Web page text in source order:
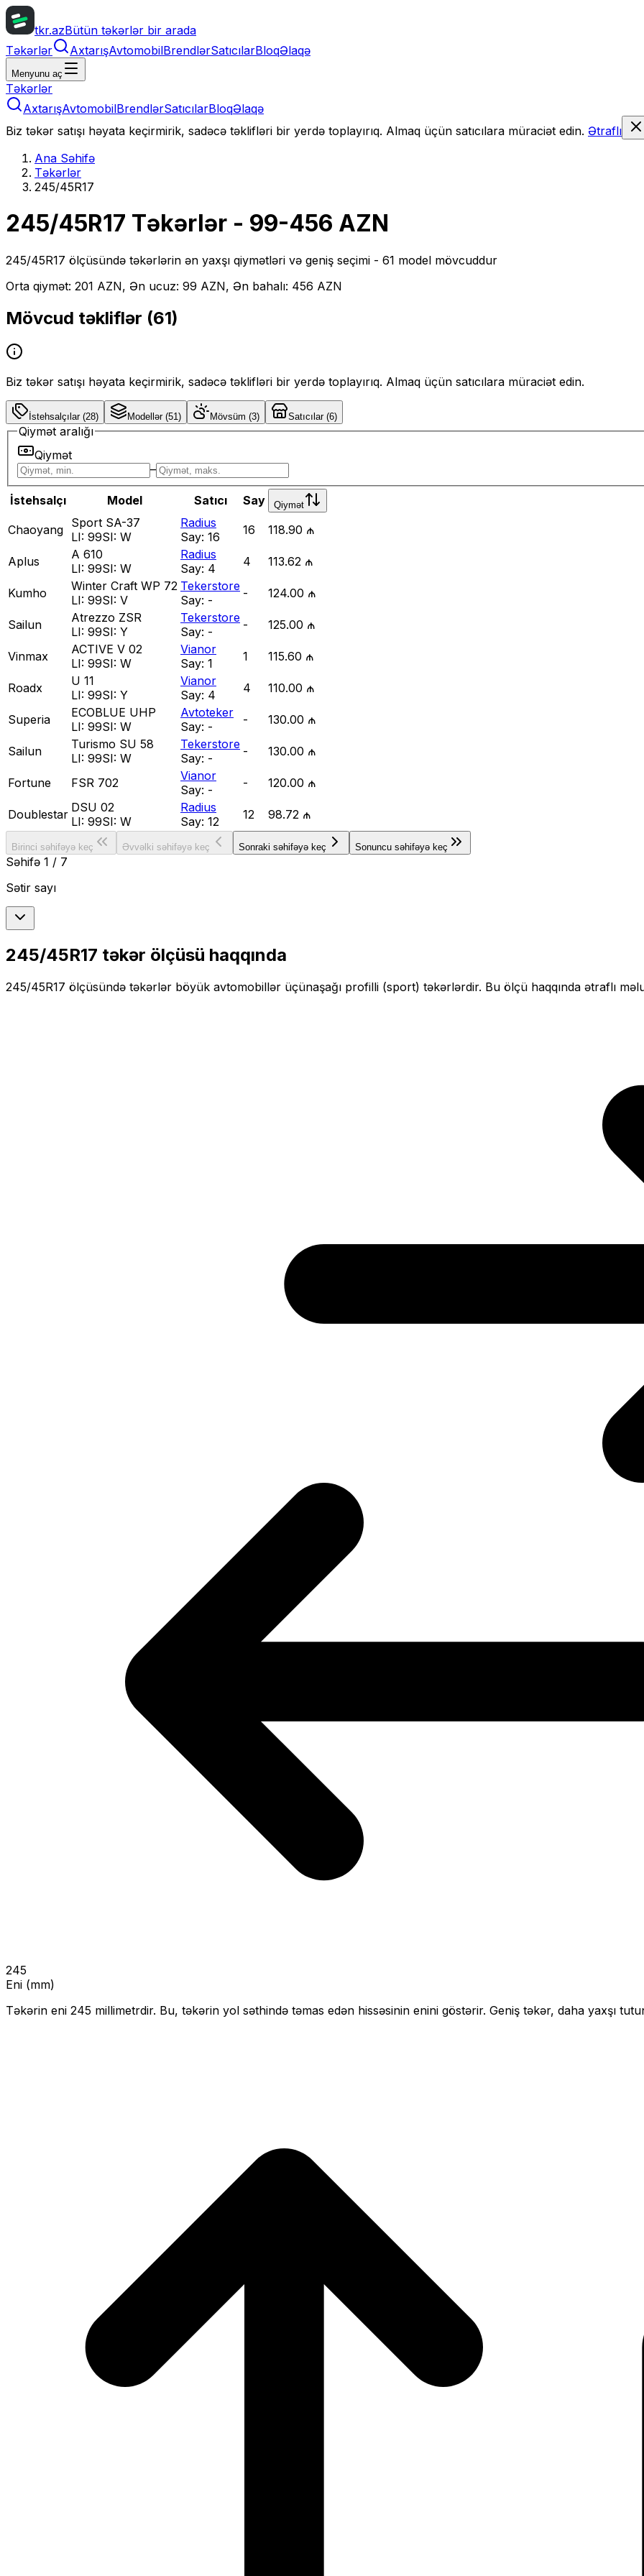
tkr.azBütün təkərlər bir arada
Təkərlər
AxtarışAvtomobilBrendlərSatıcılarBloqƏlaqə
Menyunu aç
Təkərlər
AxtarışAvtomobilBrendlərSatıcılarBloqƏlaqə
Biz təkər satışı həyata keçirmirik, sadəcə təklifləri bir yerdə toplayırıq. Almaq üçün satıcılara müraciət edin. Ətraflı
Ana Səhifə
Təkərlər
245/45R17
245/45R17 Təkərlər - 99-456 AZN
245/45R17 ölçüsündə təkərlərin ən yaxşı qiymətləri və geniş seçimi - 61 model mövcuddur
Orta qiymət: 201 AZN, Ən ucuz: 99 AZN, Ən bahalı: 456 AZN
Mövcud təkliflər (61)
Biz təkər satışı həyata keçirmirik, sadəcə təklifləri bir yerdə toplayırıq. Almaq üçün satıcılara müraciət edin.
İstehsalçılar(28) Modellər(51) Mövsüm (3) Satıcılar(6)
Qiymət aralığı
Qiymət
–
İstehsalçı Model Satıcı Say Qiymət
Chaoyang Sport SA-37
LI: 99SI: W
Radius
Say: 16 16 118.90 ₼
Aplus
A 610
LI: 99SI: W
Radius
Say: 4 4 113.62 ₼
Kumho
Winter Craft WP 72
LI: 99SI: V
Tekerstore
Say: - - 124.00 ₼
Sailun
Atrezzo ZSR
LI: 99SI: Y
Tekerstore
Say: - - 125.00 ₼
Vinmax
ACTIVE V 02
LI: 99SI: W
Vianor
Say: 1 1 115.60 ₼
Roadx
U 11
LI: 99SI: Y
Vianor
Say: 4 4 110.00 ₼
Superia
ECOBLUE UHP
LI: 99SI: W
Avtoteker
Say: - - 130.00 ₼
Sailun
Turismo SU 58
LI: 99SI: W
Tekerstore
Say: - - 130.00 ₼
Fortune FSR 702
Vianor
Say: - - 120.00 ₼
Doublestar DSU 02
LI: 99SI: W
Radius
Say: 12 12 98.72 ₼
Birinci səhifəyə keç Əvvəlki səhifəyə keç Sonraki səhifəyə keç Sonuncu səhifəyə keç
Səhifə 1 / 7
Sətir sayı
245/45R17 təkər ölçüsü haqqında
245/45R17 ölçüsündə təkərlər böyük avtomobillər üçünaşağı profilli (sport) təkərlərdir. Bu ölçü haqqında ətraflı
245
Eni (mm)
Təkərin eni 245 millimetrdir. Bu, təkərin yol səthində təmas edən hissəsinin enini göstərir. Geniş təkər, daha yaxşı